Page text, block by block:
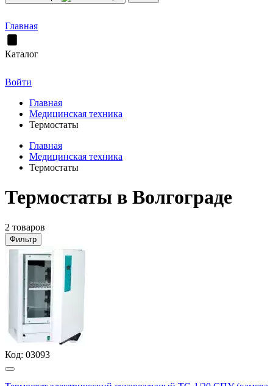
Главная
Каталог
Войти
Главная
Медицинская техника
Термостаты
Главная
Медицинская техника
Термостаты
Термостаты в Волгограде
2 товаров
Фильтр
Код: 03093